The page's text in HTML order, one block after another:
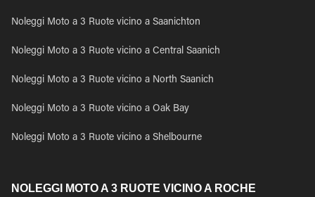
Noleggi Moto a 3 Ruote vicino a Saanichton
Noleggi Moto a 3 Ruote vicino a Central Saanich
Noleggi Moto a 3 Ruote vicino a North Saanich
Noleggi Moto a 3 Ruote vicino a Oak Bay
Noleggi Moto a 3 Ruote vicino a Shelbourne
NOLEGGI MOTO A 3 RUOTE VICINO A ROCHE